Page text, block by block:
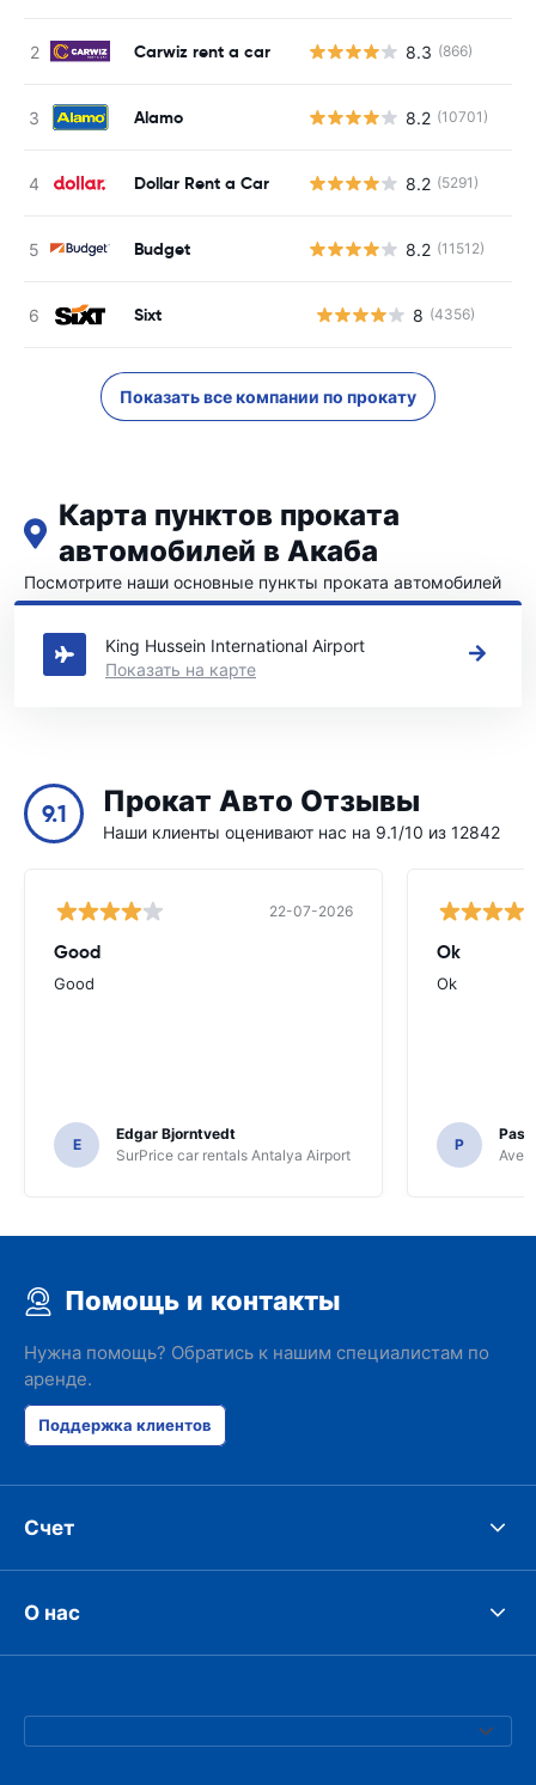
Carwiz rent a car 8.3 (866)
Alamo 8.2 (10701)
Dollar Rent a Car 8.2 (5291)
Budget 8.2 (11512)
Sixt 8 (4356)
Показать все компании по прокату
Карта пунктов проката
автомобилей в Акаба
Посмотрите наши основные пункты проката автомобилей
в Акаба
King Hussein International Airport
Показать на карте
9.1 Прокат Авто Отзывы
Наши клиенты оценивают нас на 9.1/10 из 12842
22-07-2026
Good
Good
E
Edgar Bjorntvedt
SurPrice car rentals Antalya Airport
Ok
Ok
P
Avec
Помощь и контакты
Нужна помощь? Обратись к нашим специалистам по
аренде.
Поддержка клиентов
Счет
О нас